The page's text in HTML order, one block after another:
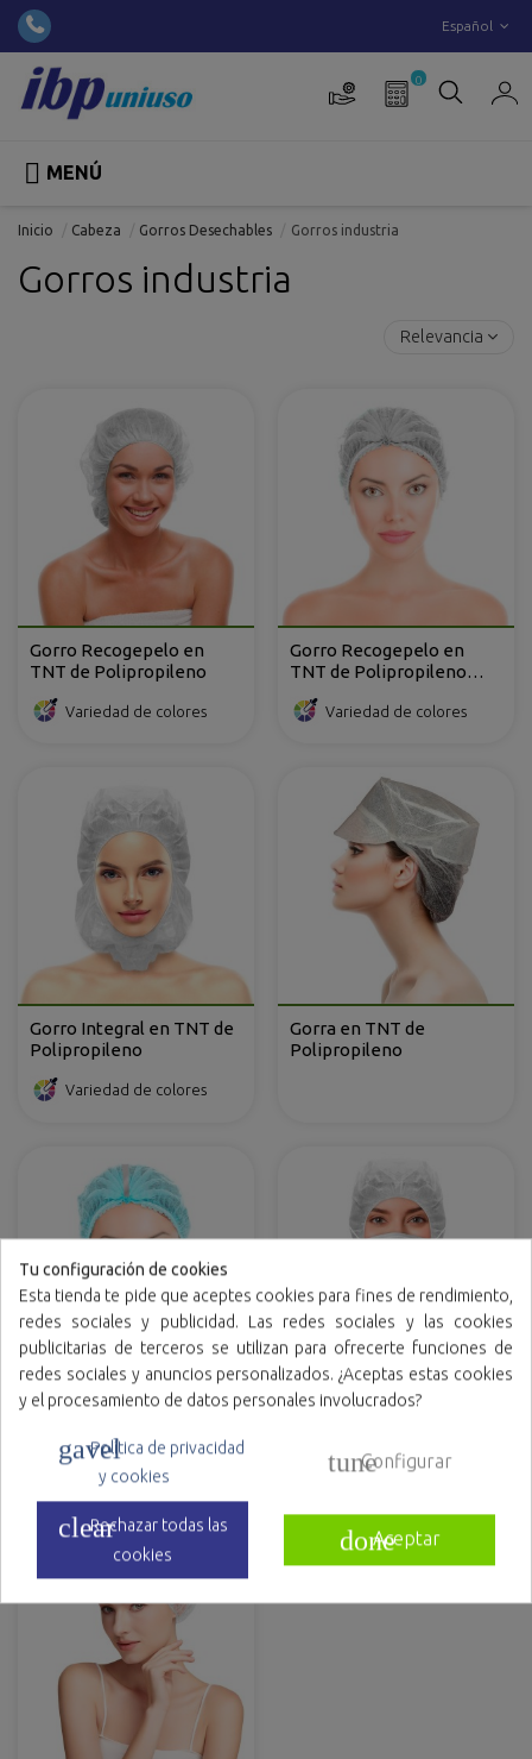
Español
0
 MENÚ
Inicio Cabeza Gorros Desechables Gorros industria
Gorros industria
Relevancia
Gorro Recogepelo en
TNT de Polipropileno
Variedad de colores
Gorro Recogepelo en
TNT de Polipropileno
Variedad de colores
Gorro Integral en TNT de
Polipropileno
Variedad de colores
Gorra en TNT de
Polipropileno
Gorro Recogepelo
Polipropileno plegado en
acordeón
Variedad de colores
Gorro Integral con
Polipropileno
Variedad de colores
Tu configuración de cookies
Esta tienda te pide que aceptes cookies para fines de rendimiento,
redes sociales y publicidad. Las redes sociales y las cookies
publicitarias de terceros se utilizan para ofrecerte funciones de
redes sociales y anuncios personalizados. ¿Aceptas estas cookies
y el procesamiento de datos personales involucrados?
gavel
Política de privacidad
y cookies
tuneConfigurar
clear
Rechazar todas las
cookies
doneAceptar